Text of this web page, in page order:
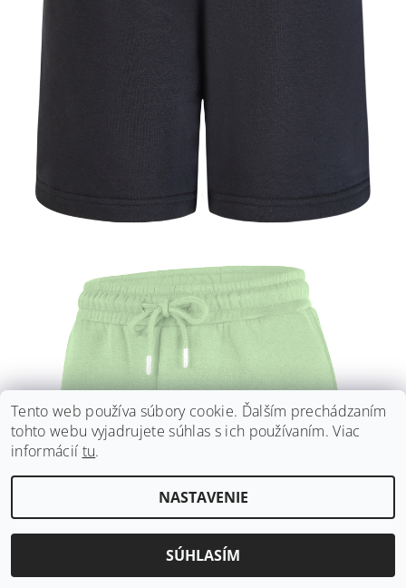
Tento web používa súbory cookie. Ďalším prechádzaním
tohto webu vyjadrujete súhlas s ich používaním. Viac
informácií tu.
NASTAVENIE
SÚHLASÍM